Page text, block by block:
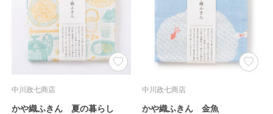
中川政七商店
かや織ふきん 夏の暮らし
中川政七商店
かや織ふきん 金魚